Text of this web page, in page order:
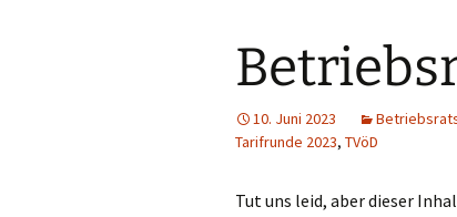
10. Juni 2023
Tarifrunde 2023, TVöD
Tut uns leid, aber dieser